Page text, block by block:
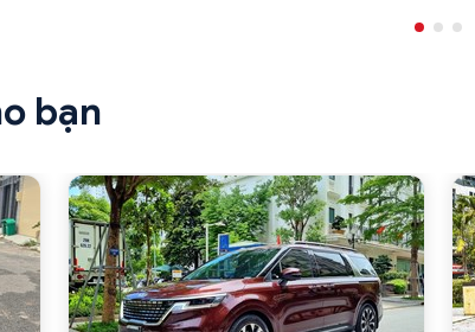
bạn